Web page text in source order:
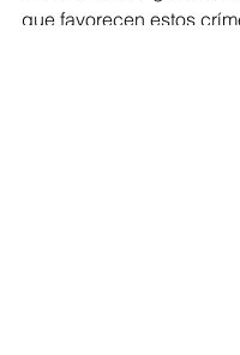
que favorecen estos